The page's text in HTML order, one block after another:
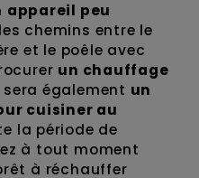
appareil peu
chemins entre le
et le poêle avec
un chauffage
sera également un
cuisiner au
la période de
à tout moment
à réchauffer